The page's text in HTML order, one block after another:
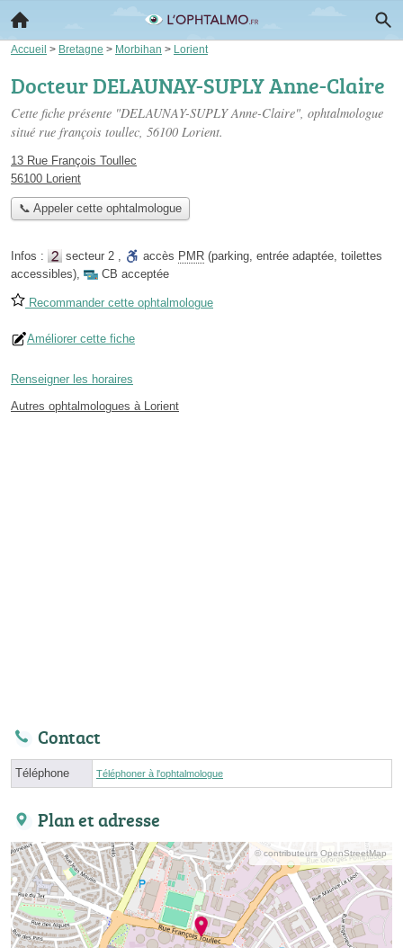
Accueil > Bretagne > Morbihan > Lorient
Docteur DELAUNAY-SUPLY Anne-Claire
Cette fiche présente "DELAUNAY-SUPLY Anne-Claire", ophtalmologue
situé rue françois toullec, 56100 Lorient.
13 Rue François Toullec
56100 Lorient
📞 Appeler cette ophtalmologue
Infos : secteur 2 , accès PMR (parking, entrée adaptée, toilettes
accessibles), CB acceptée
Recommander cette ophtalmologue
Améliorer cette fiche
Renseigner les horaires
Autres ophtalmologues à Lorient
Contact
Téléphone Téléphoner à l'ophtalmologue
Plan et adresse
© contributeurs OpenStreetMap